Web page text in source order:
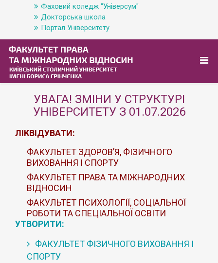
Фаховий коледж "Універсум"
Докторська школа
Портал Університету
УВАГА! ЗМІНИ У СТРУКТУРІ
УНІВЕРСИТЕТУ З 01.07.2026
ЛІКВІДУВАТИ:
ФАКУЛЬТЕТ ЗДОРОВ’Я, ФІЗИЧНОГО
ВИХОВАННЯ І СПОРТУ
ФАКУЛЬТЕТ ПРАВА ТА МІЖНАРОДНИХ
ВІДНОСИН
ФАКУЛЬТЕТ ПСИХОЛОГІЇ, СОЦІАЛЬНОЇ
РОБОТИ ТА СПЕЦІАЛЬНОЇ ОСВІТИ
УТВОРИТИ:
ФАКУЛЬТЕТ ФІЗИЧНОГО ВИХОВАННЯ І
СПОРТУ